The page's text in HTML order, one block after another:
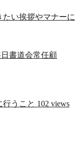
い挨拶やマナーに
うこと 102 views